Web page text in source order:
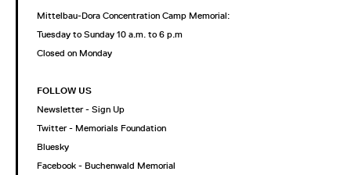
Mittelbau-Dora Concentration Camp Memorial:
Tuesday to Sunday 10 a.m. to 6 p.m
Closed on Monday
FOLLOW US
Newsletter - Sign Up
Twitter - Memorials Foundation
Bluesky
Facebook - Buchenwald Memorial